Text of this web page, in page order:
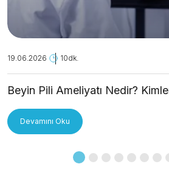
19.06.2026 10dk.
Beyin Pili Ameliyatı Nedir?
Devamını Oku